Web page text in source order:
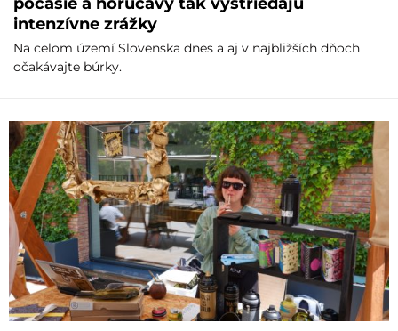
intenzívne zrážky
Na celom území Slovenska dnes a aj v najbližších dňoch
očakávajte búrky.